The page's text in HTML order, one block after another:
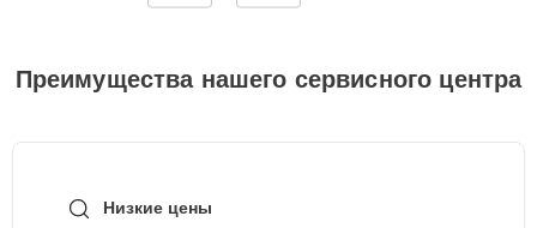
Преимущества нашего сервисного центра
Низкие цены